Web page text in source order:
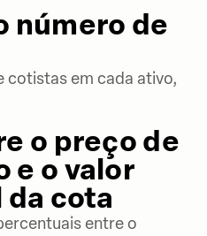
número de
cotistas em cada ativo,
o preço de
e o valor
cota
entre o